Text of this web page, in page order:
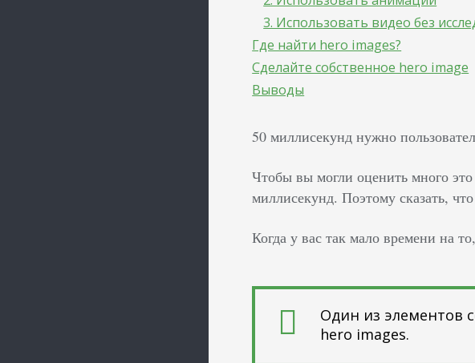
3. Использовать видео без
Где найти hero images?
Сделайте собственное hero image
Выводы
50 миллисекунд нужно
Чтобы вы могли оценить много это
миллисекунд. Поэтому сказать,
Когда у вас так мало времени на
Один из элементов
hero images.